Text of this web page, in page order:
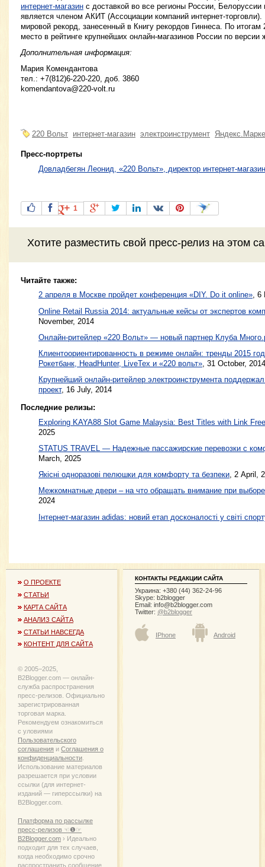
интернет-магазин с доставкой во все регионы России, Белоруссии
является членом АКИТ (Ассоциации компаний интернет-
мировой рекорд, занесенный в Книгу рекордов Гиннеса. По итогам
место в рейтинге крупнейших онлайн-магазинов России по
Дополнительная информация:
Мария Комендантова
тел.: +7(812)6-220-220, доб. 3860
komendantova@220-volt.ru
220 Вольт интернет-магазин электроинструмент
Пресс-портреты
Довладбегян Леонид, «220 Вольт», директор интернет-
1
Хотите разместить свой пресс-релиз на этом
Читайте также:
2 апреля в Москве пройдет конференция «DIY. Do it online», 6
Online Retail Russia 2014: актуальные кейсы от экспертов
November, 2014
Онлайн-ритейлер «220 Вольт» — новый партнер Клуба
Клиентоориентированность в режиме онлайн: тренды 2015
Рокетбанк, HeadHunter, LiveTex и «220 вольт» 31 October, 2014
Крупнейший онлайн-ритейлер электроинструмента
проект, 16 July, 2014
Последние релизы:
Exploring KAYA88 Slot Game Malaysia: Best Titles with Link
2025
STATUS TRAVEL — Надежные пассажирские перевозки с
March, 2025
Якісні одноразові пелюшки для комфорту та безпеки, 2 April,
Межкомнатные двери – на что обращать внимание при
2024
Інтернет-магазин adidas: новий етап досконалості у світі
О ПРОЕКТЕ
СТАТЬИ
КАРТА САЙТА
АНАЛИЗ САЙТА
СТАТЬИ НАВСЕГДА
КОНТЕНТ ДЛЯ САЙТА
© 2005−2025,
B2Blogger.com — онлайн-
служба распространения
пресс-релизов. Официально
зарегистрированная
торговая марка.
Рекомендуем ознакомиться
с уловиями
Пользовательского
соглашения и Соглашения о
конфиденциальности
Использование материалов
разрешается при условии
ссылки (для интернет-
изданий — гиперссылки) на
B2Blogger.com.
Платформа по рассылке
пресс-релизов ☜❶☞
B2Blogger.com › Идеально
подходит для тех случаев,
когда необходимо срочно
распространить сообщение
КОНТАКТЫ РЕДАКЦИИ САЙТА
Украина: +380 (44) 362-24-96
Skype: b2blogger
Email: info@b2blogger.com
Twitter: @b2blogger
IPhone Android